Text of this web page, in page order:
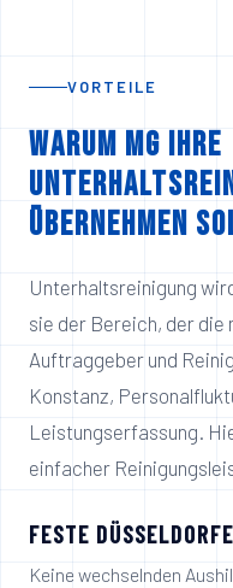
VORTEILE
Warum MG Ihre
übernehmen
Unterhaltsreinigung
sie der Bereich, der
Auftraggeber und
Konstanz,
Leistungserfassung.
einfacher
FESTE
Keine wechselnden